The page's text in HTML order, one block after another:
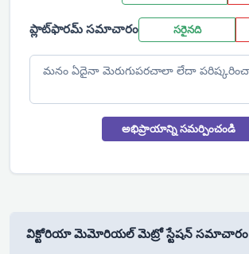
ప్లాట్‌ఫారమ్ సమాచారం సరైనది
అభిప్రాయాన్ని సమర్పించండి
విక్టోరియా మెమోరియల్ మెట్రో స్టేషన్ సమాచారం